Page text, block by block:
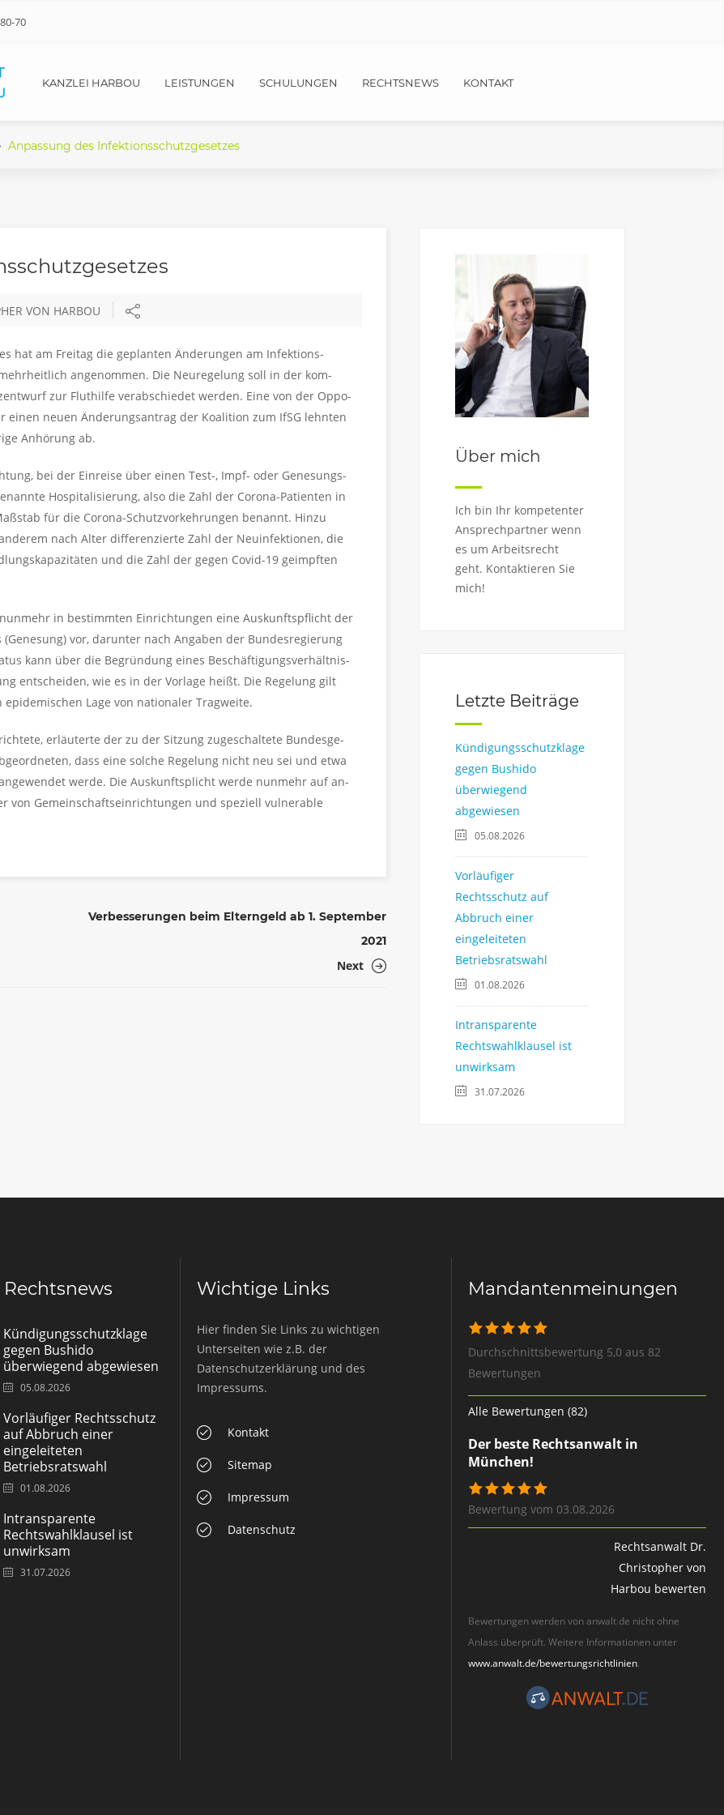
70
KANZLEI HARBOU LEISTUNGEN SCHULUNGEN RECHTSNEWS KONTAKT
Anpassung des Infektionsschutzgesetzes
VON HARBOU
hat am Frei­tag die ge­plan­ten Än­de­run­gen am In­fek­ti­ons­
an­ge­nom­men. Die Neu­re­ge­lung soll in der kom­
zur Flut­hil­fe ver­ab­schie­det wer­den. Eine von der Op­po­
neuen Än­de­rungs­an­trag der Ko­ali­ti­on zum IfSG lehn­ten
An­hö­rung ab.
bei der Ein­rei­se über einen Test-, Impf- oder Ge­ne­sungs­
Hos­pi­ta­li­sie­rung, also die Zahl der Co­ro­na-Pa­ti­en­ten in
für die Co­ro­na-Schutz­vor­keh­run­gen be­nannt. Hinzu
nach Alter dif­fe­ren­zier­te Zahl der Neu­in­fek­tio­nen, die
und die Zahl der gegen Covid-19 ge­impf­ten
in be­stimm­ten Ein­rich­tun­gen eine Aus­kunfts­pflicht der
vor, dar­un­ter nach An­ga­ben der Bun­des­re­gie­rung
kann über die Be­grün­dung eines Be­schäf­ti­gungs­ver­hält­nis­
ent­schei­den, wie es in der Vor­la­ge heißt. Die Re­ge­lung gilt
Lage von na­tio­na­ler Trag­wei­te.
er­läu­ter­te der zu der Sit­zung zu­ge­schal­te­te Bun­des­ge­
dass eine sol­che Re­ge­lung nicht neu sei und etwa
werde. Die Aus­kunft­splicht werde nun­mehr auf an­
von Ge­mein­schafts­ein­rich­tun­gen und spe­zi­ell vul­ne­r­a­ble
Verbesserungen beim Elterngeld ab 1. September
2021
Next
Über mich
Ich bin Ihr kompetenter
Ansprechpartner wenn
es um Arbeitsrecht
geht. Kontaktieren Sie
mich!
Letzte Beiträge
Kündigungsschutzklage
gegen Bushido
überwiegend
abgewiesen
05.08.2026
Vorläufiger
Rechtsschutz auf
Abbruch einer
eingeleiteten
Betriebsratswahl
01.08.2026
Intransparente
Rechtswahlklausel ist
unwirksam
31.07.2026
Kündigungsschutzklage
gegen Bushido
überwiegend abgewiesen
05.08.2026
Vorläufiger Rechtsschutz
auf Abbruch einer
eingeleiteten
Betriebsratswahl
01.08.2026
Intransparente
Rechtswahlklausel ist
unwirksam
31.07.2026
Wichtige Links
Hier finden Sie Links zu wichtigen
Unterseiten wie z.B. der
Datenschutzerklärung und des
Impressums.
Kontakt
Sitemap
Impressum
Datenschutz
Mandantenmeinungen
Durchschnittsbewertung 5,0 aus 82
Bewertungen
Alle Bewertungen (82)
Der beste Rechtsanwalt in
München!
Bewertung vom 03.08.2026
Rechtsanwalt Dr.
Christopher von
Harbou bewerten
Bewertungen werden von anwalt.de nicht ohne
Anlass überprüft. Weitere Informationen unter
www.anwalt.de/bewertungsrichtlinien.